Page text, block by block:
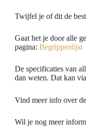
Twijfel je of dit de
Gaat het je door alle
pagina: Begrippenlijst
De specificaties van
dan weten. Dat kan
Vind meer info over
Wil je nog meer